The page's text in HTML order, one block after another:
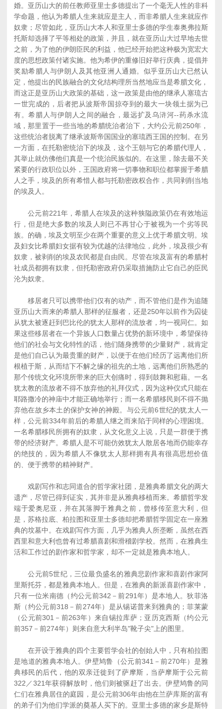
婚。亚历山大的前任教师亚里士多德提出了一个毫无人性的非科
学命题，他认为希腊人生来就应是主人，而非希腊人生来就应作
奴隶；尽管如此，亚历山大本人和亚里士多德的学生泰奥弗拉斯
托斯却选择了平等相处的政策，并且，就在亚历山大过早地去世
之前，为了他的伊朗臣民的利益，他已经开始把这种极为宽宏大
度的思想政策付诸实施。他为希伊的重修旧好举行庆典，提倡并
奖励希腊人与伊朗人及其他亚洲人通婚。似乎亚历山大已然认
定，他提出的民族融合的文化结构理所当然地应当是希腊文化，
而这正是亚历山大政策的基础，这一政策是由他的继承人塞琉古
一世完成的，后者把从波斯帝国掠夺到的最大一块领土据为已
有。希腊人与伊朗人之间的融合，最远扩及乌浒河--药杀水流
域，那里置于一些当地的希腊统治者治下，大约公元前250年，
这些统治者脱离了继承波斯帝国国业的塞琉西王国的控制。在另
一方面，在托勒密统治下的埃及，这个王朝与它的希腊代理人，
其举止就仿佛他们真是一个统治民族似的。在这里，除去最不关
紧要的行政职位以外，王国政府将一切事物和职位都掌握于希腊
人之手，埃及的所有希惜人都与托勒密政权合作，共同剥削当地
的埃及人。
公元前221年，希腊人在埃及的这种狭隘政策仍在有效地运
行，但是绝大多数的埃及人则已不再甘心于被视为一个劣等民
族。的确，埃及文明至少在两个重要的意义上优于希腊文明。埃
及妇女比希腊妇女据有较为优越的法律地位，此外，埃及很少有
奴隶，被剥削的埃及农民都是自由民。尽管在埃及富有的希腊村
社成员都拥有奴隶，但托勒密政府仍采取措施防止它自己的臣民
沦为奴隶。
移居者只可以携带他们仅有的动产，而不管他们是作为追随
亚历山大而来的希腊人那样的征服者，还是250年以前作为囚徒
从犹太被逐赶到巴比伦的犹太人那样的流放者，均一视同仁。如
果这些移居者在一个异族人口数量占优势的新环境中，希望保待
他们的社会与文化特性的话，他们随身携带的少量财产，就肯定
是他们自己认为最贵重的财产，以便于在他们经历了远离他们所
根植于斯，从而结下不解之缘的祖先的土地，远离他们所熟悉的
那个传统文化环境所带来的巨大创痛时，得到鼓舞和慰藉。一名
犹太教的流放者不得不放弃他的礼拜仪式，因为这种仪式只能在
耶路撒冷的神庙中才能正确地举行；而一名希腊移民则不得不抛
弃他在故乡本土的保护女神的神殿。与公元前6世纪的犹太人一
样，公元前334年前后的希腊人继之而来陷于同样的心理困境。
一名希腊移民所拥有的奴隶，从文化意义上说，只是一群便于携
带的经济财产。希腊人是不可能仿效犹太人散居各地而仍能幸存
的绝技的，因为希腊人不像犹太人那样拥有具有很高思想价值
的、便于携带的精神财产。
戏剧写作和志同道合的哲学家社团，是雅典希腊文化的两大
遗产，尽管已得到证实，其并非是从雅典移植而来。希腊哲学发
端于爱奥尼亚，并在其落脚于雅典之前，曾移传至意大利，但
是，苏格拉底、柏拉图和亚里士多德却把希腊哲学固定在一座雅
典的坟墓中。在戏剧写作方面，几乎为雅典人所垄断，虽然在西
西里和意大利也曾有过希腊喜剧和滑稽剧学校。然而，在雅典生
活和工作过的剧作家和哲学家，却不一定就是雅典本地人。
公元前5世纪，三位最负盛名的雅典悲剧作家和喜剧作家阿
里斯托芬，都是雅典本地人。但是，在雅典的新派喜剧作家中，
只有一位米南德（约公元前342－前291年）是本地人。狄菲洛
斯（约公元前318－前274年）是从锡诺普来到雅典的；菲莱蒙
（公元前301－前263年）来自锡拉库萨；亚历克西斯（约公元
前357－前274年）则来自意大利半岛"靴子尖"上的图里。
在开设于雅典的四个主要哲学会社的创始人中，只有柏拉图
是地道的雅典本地人。伊壁鸠鲁（公元前341－前270年）是雅
典移民的后代，他的双亲迁徙到了萨摩斯，当萨摩斯于公元前
322／321年获得解放时，他们则被驱赶了出去。伊壁鸠鲁的同
仁们在雅典居住的庭园，是公元前306年由他在兰萨库斯的富有
的弟子们为他们学派的奠基人买下的。亚里士多德的家乡是斯特